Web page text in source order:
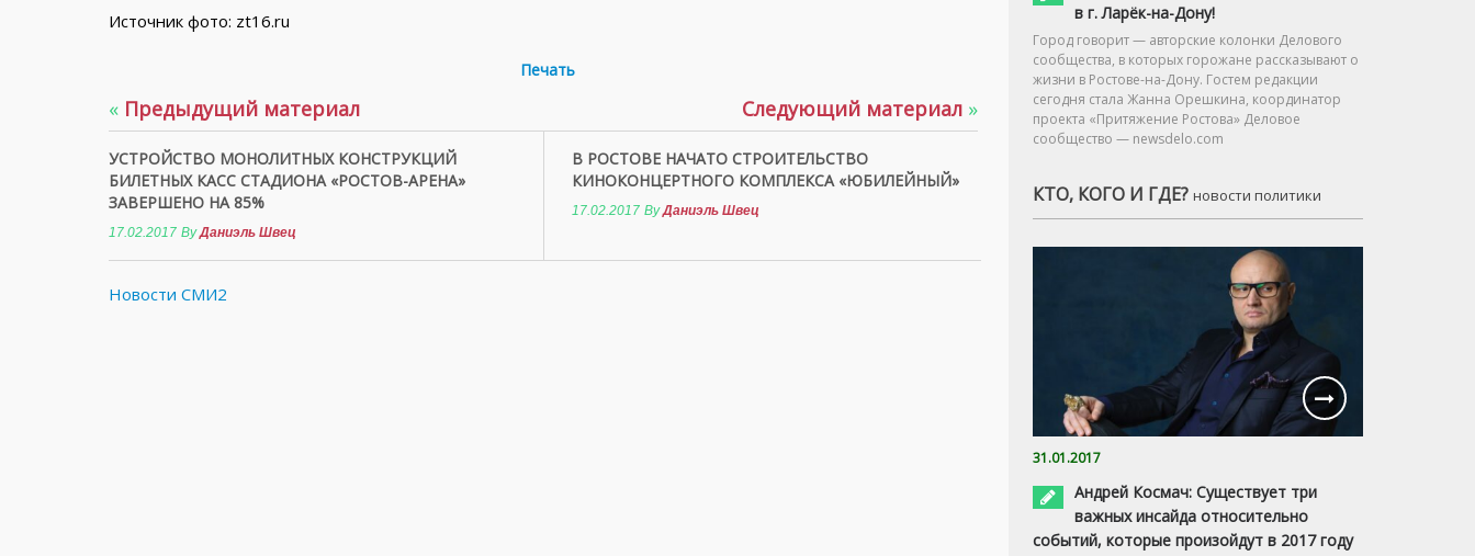
Источник фото: zt16.ru
Печать
« Предыдущий материал
УСТРОЙСТВО МОНОЛИТНЫХ КОНСТРУКЦИЙ
БИЛЕТНЫХ КАСС СТАДИОНА «РОСТОВ-АРЕНА»
ЗАВЕРШЕНО НА 85%
17.02.2017 ByДаниэль Швец
Следующий материал »
В РОСТОВЕ НАЧАТО СТРОИТЕЛЬСТВО
КИНОКОНЦЕРТНОГО КОМПЛЕКСА «ЮБИЛЕЙНЫЙ»
17.02.2017 ByДаниэль Швец
Новости СМИ2
в г. Ларёк-на-Дону!
Город говорит — авторские колонки Делового
сообщества, в которых горожане рассказывают о
жизни в Ростове-на-Дону. Гостем редакции
сегодня стала Жанна Орешкина, координатор
проекта «Притяжение Ростова» Деловое
сообщество — newsdelo.com
КТО, КОГО И ГДЕ? новости политики
31.01.2017
Андрей Космач: Существует три
важных инсайда относительно
событий, которые произойдут в 2017 году